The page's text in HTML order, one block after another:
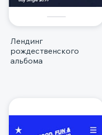
Лендинг
рождественского
альбома